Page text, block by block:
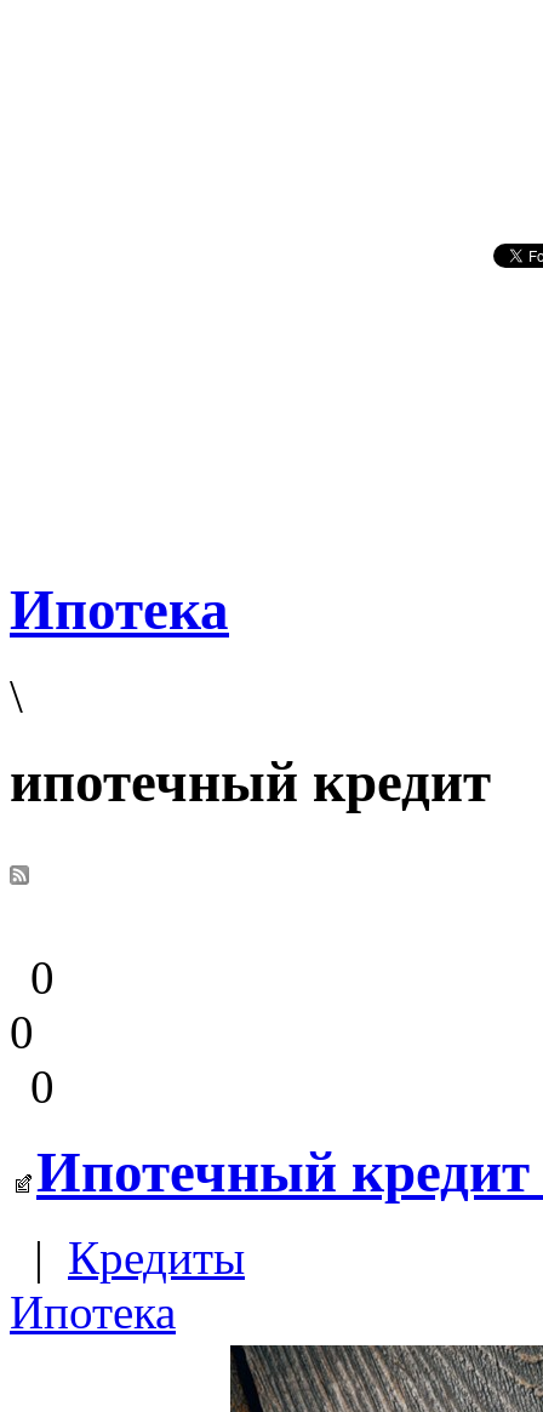
Ипотека
\
ипотечный кредит
0
0
0
Ипотечный
| Кредиты
Ипотека